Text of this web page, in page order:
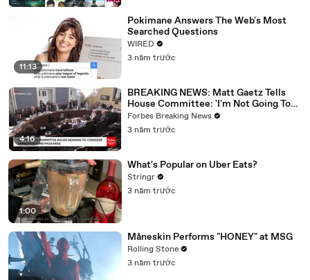
11:13
Pokimane Answers The Web's Most
Searched Questions
WIRED
3 năm trước
4:16
BREAKING NEWS: Matt Gaetz Tells
House Committee: 'I'm Not Going To
Vote For A Continuing Resolution'
Forbes Breaking News
3 năm trước
1:00
What's Popular on Uber Eats?
Stringr
3 năm trước
Måneskin Performs "HONEY" at MSG
Rolling Stone
3 năm trước